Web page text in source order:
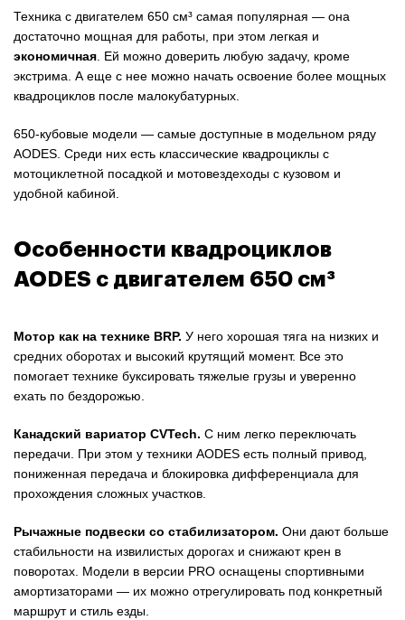
Техника с двигателем 650 см³ самая популярная — она
достаточно мощная для работы, при этом легкая и
экономичная . Ей можно доверить любую задачу, кроме
экстрима. А еще с нее можно начать освоение более мощных
квадроциклов после малокубатурных.
650-кубовые модели — самые доступные в модельном ряду
AODES. Среди них есть классические квадроциклы с
мотоциклетной посадкой и мотовездеходы с кузовом и
удобной кабиной.
Особенности квадроциклов
AODES с двигателем 650 см³
Мотор как на технике BRP. У него хорошая тяга на низких и
средних оборотах и высокий крутящий момент. Все это
помогает технике буксировать тяжелые грузы и уверенно
ехать по бездорожью.
Канадский вариатор CVTech. С ним легко переключать
передачи. При этом у техники AODES есть полный привод,
пониженная передача и блокировка дифференциала для
прохождения сложных участков.
Рычажные подвески со стабилизатором. Они дают больше
стабильности на извилистых дорогах и снижают крен в
поворотах. Модели в версии PRO оснащены спортивными
амортизаторами — их можно отрегулировать под конкретный
маршрут и стиль езды.